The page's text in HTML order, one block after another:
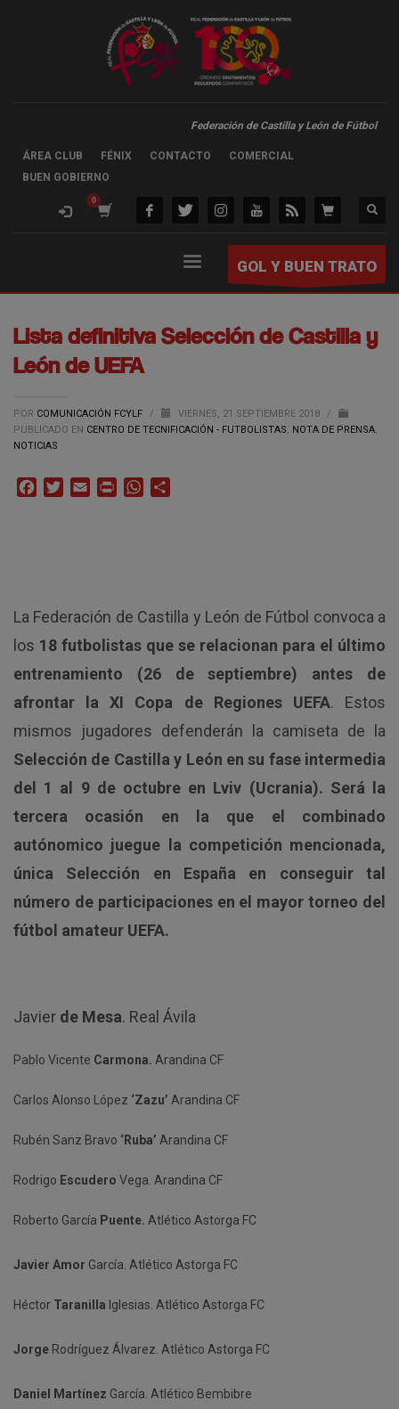
Federación de Castilla y León de Fútbol
ÁREA CLUB FÉNIX CONTACTO
COMERCIAL
BUEN GOBIERNO
GOL Y BUEN TRATO
Lista definitiva Selección de Castilla y
León de UEFA
POR COMUNICACIÓN FCYLF / VIERNES, 21 SEPTIEMBRE 2018
/
PUBLICADO EN CENTRO DE TECNIFICACIÓN - FUTBOLISTAS, NOTA DE PRENSA,
NOTICIAS
FacebookTwitterEmail Print WhatsApp
La Federación de Castilla y León de Fútbol convoca a
los 18 futbolistas que se relacionan para el último
entrenamiento (26 de septiembre) antes de
afrontar la XI Copa de Regiones UEFA. Estos
mismos jugadores defenderán la camiseta de la
Selección de Castilla y León en su fase intermedia
del 1 al 9 de octubre en Lviv (Ucrania). Será la
tercera ocasión en la que el combinado
autónomico juegue la competición mencionada,
única Selección en España en conseguir tal
número de participaciones en el mayor torneo del
fútbol amateur UEFA.
Javier de Mesa. Real Ávila
Pablo Vicente Carmona. Arandina CF
Carlos Alonso López ‘Zazu’ Arandina CF
Rubén Sanz Bravo ‘Ruba’ Arandina CF
Rodrigo Escudero Vega. Arandina CF
Roberto García Puente. Atlético Astorga FC
Javier Amor García. Atlético Astorga FC
Héctor Taranilla Iglesias. Atlético Astorga FC
Jorge Rodríguez Álvarez. Atlético Astorga FC
Daniel Martínez García. Atlético Bembibre